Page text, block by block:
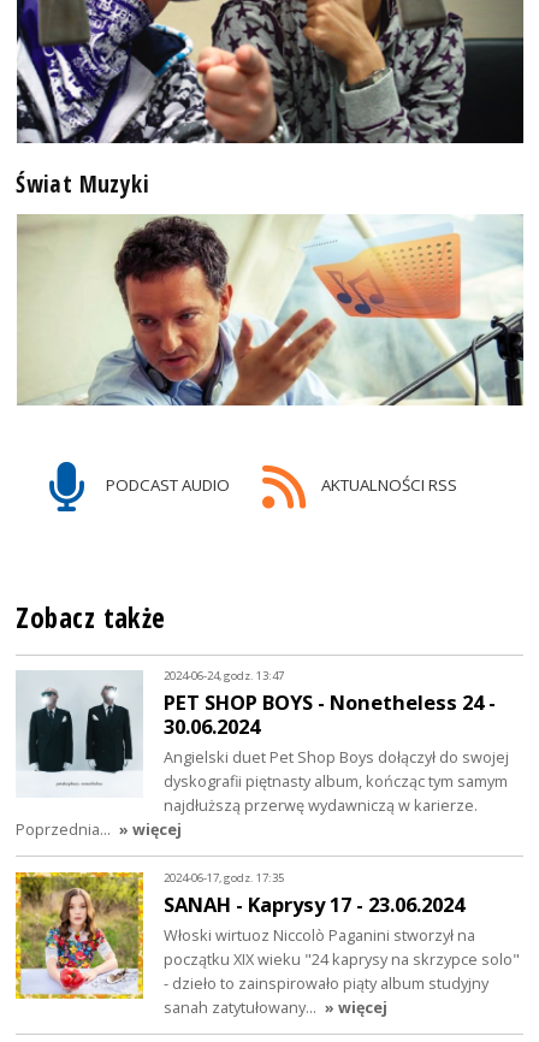
Świat Muzyki
PODCAST AUDIO AKTUALNOŚCI RSS
Zobacz także
2024-06-24, godz. 13:47
PET SHOP BOYS - Nonetheless 24 -
30.06.2024
Angielski duet Pet Shop Boys dołączył do swojej
dyskografii piętnasty album, kończąc tym samym
najdłuższą przerwę wydawniczą w karierze.
Poprzednia… » więcej
2024-06-17, godz. 17:35
SANAH - Kaprysy 17 - 23.06.2024
Włoski wirtuoz Niccolò Paganini stworzył na
początku XIX wieku "24 kaprysy na skrzypce solo"
- dzieło to zainspirowało piąty album studyjny
sanah zatytułowany… » więcej